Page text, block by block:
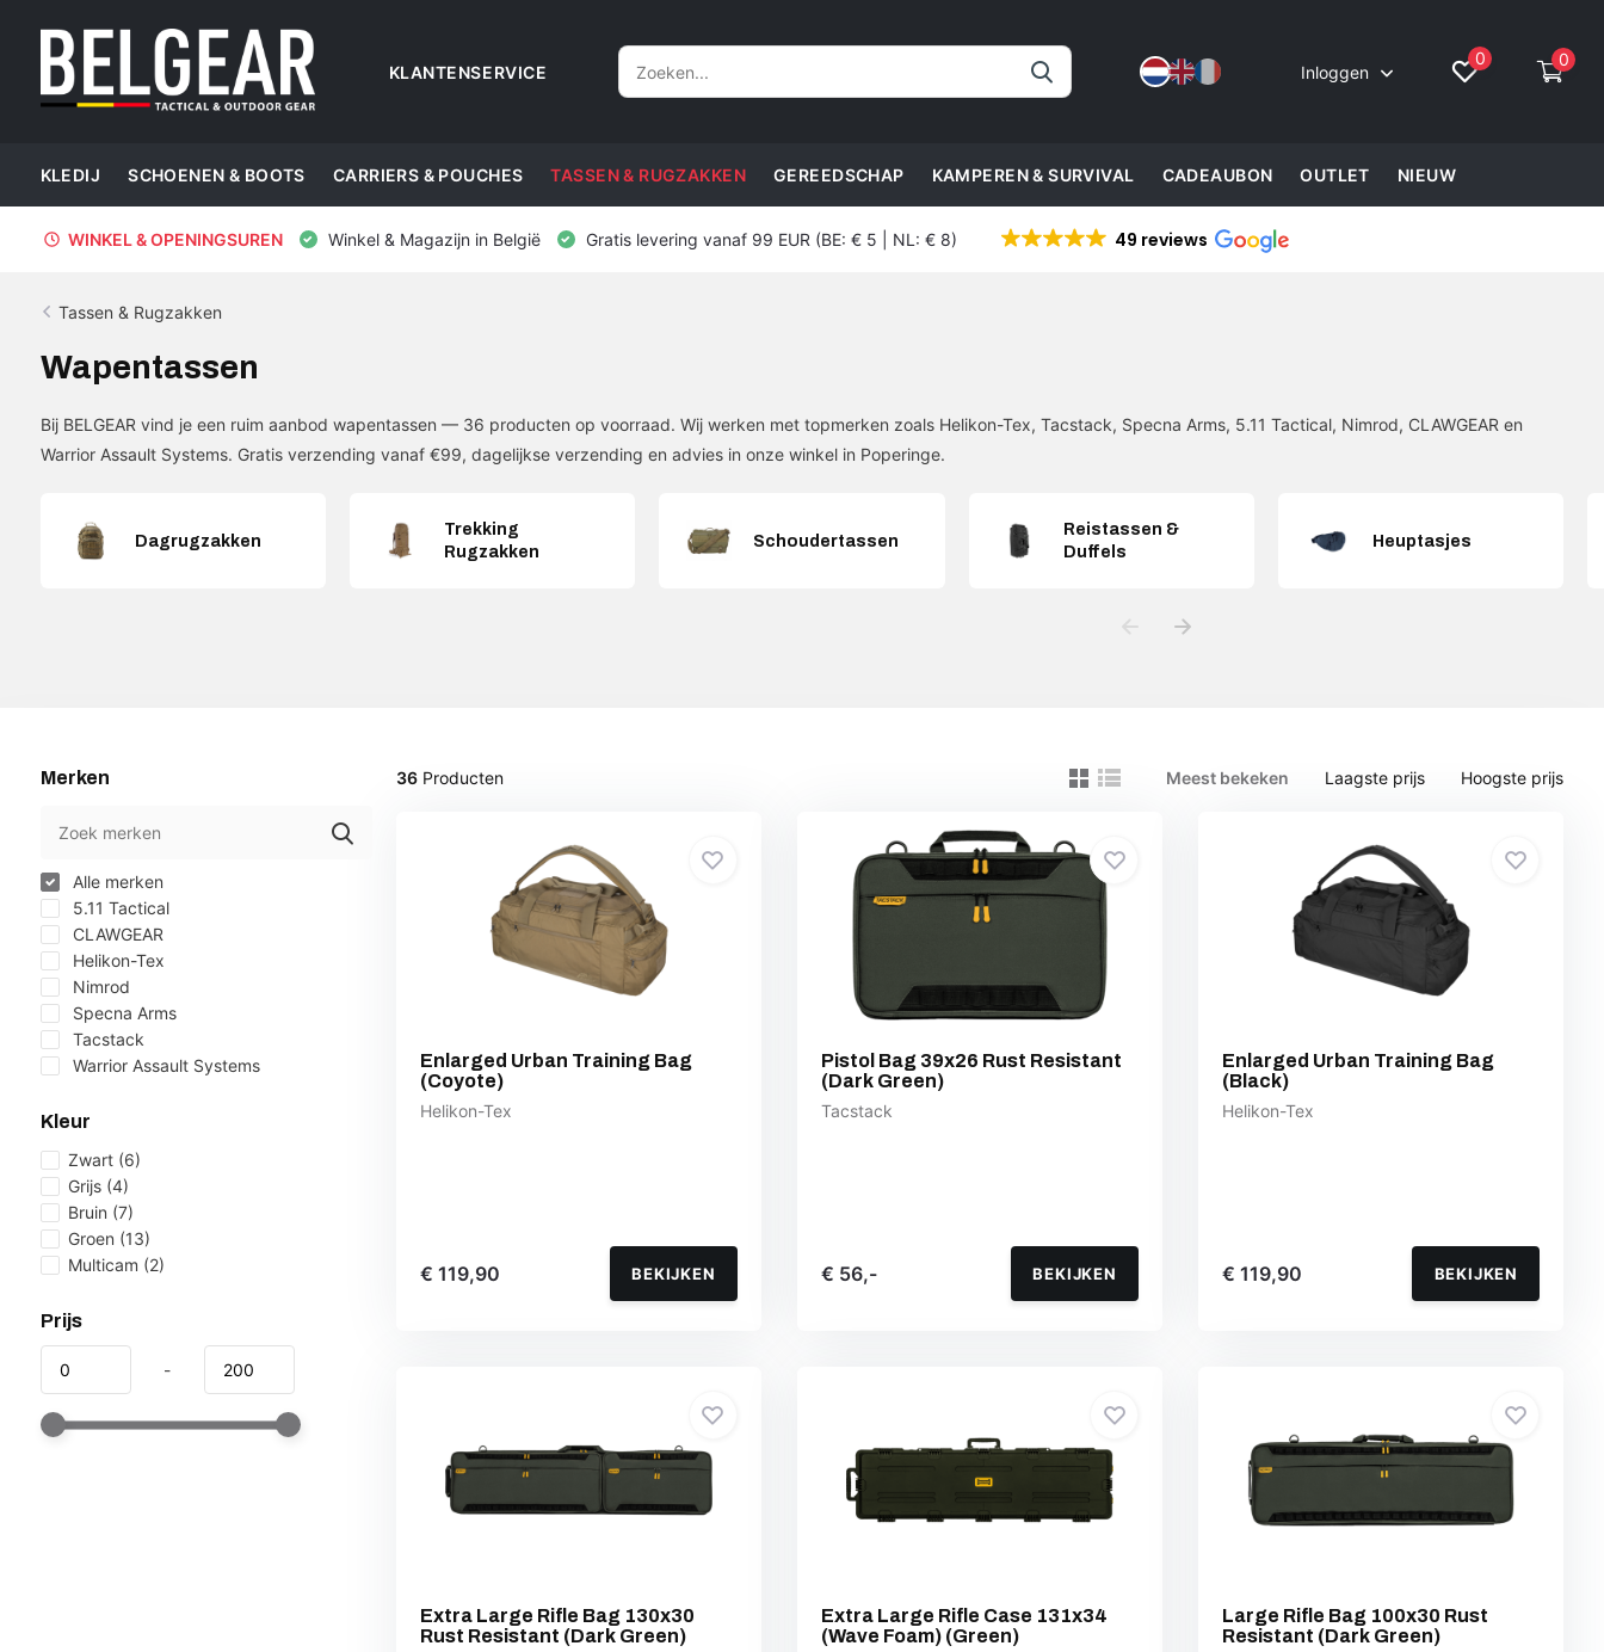
KLANTENSERVICE Inloggen
0 0
KLEDIJ SCHOENEN & BOOTS CARRIERS & POUCHES TASSEN & RUGZAKKEN GEREEDSCHAP KAMPEREN & SURVIVAL CADEAUBON OUTLET NIEUW
WINKEL & OPENINGSUREN Winkel & Magazijn in België Gratis levering vanaf 99 EUR (BE: € 5 | NL: € 8) 49 reviews
Tassen & Rugzakken
Wapentassen
Bij BELGEAR vind je een ruim aanbod wapentassen — 36 producten op voorraad. Wij werken met topmerken zoals Helikon-Tex, Tacstack, Specna Arms, 5.11 Tactical, Nimrod, CLAWGEAR en
Warrior Assault Systems. Gratis verzending vanaf €99, dagelijkse verzending en advies in onze winkel in Poperinge.
Dagrugzakken
Trekking
Rugzakken
Schoudertassen
Reistassen &
Duffels
Heuptasjes
Merken
Alle merken
5.11 Tactical
CLAWGEAR
Helikon-Tex
Nimrod
Specna Arms
Tacstack
Warrior Assault Systems
Kleur
Zwart (6)
Grijs (4)
Bruin (7)
Groen (13)
Multicam (2)
Prijs
-
36Producten Meest bekeken Laagste prijs Hoogste prijs
Enlarged Urban Training Bag
(Coyote)
Helikon-Tex
€ 119,90 BEKIJKEN
Pistol Bag 39x26 Rust Resistant
(Dark Green)
Tacstack
€ 56,- BEKIJKEN
Enlarged Urban Training Bag
(Black)
Helikon-Tex
€ 119,90 BEKIJKEN
Extra Large Rifle Bag 130x30
Rust Resistant (Dark Green)
Extra Large Rifle Case 131x34
(Wave Foam) (Green)
Large Rifle Bag 100x30 Rust
Resistant (Dark Green)